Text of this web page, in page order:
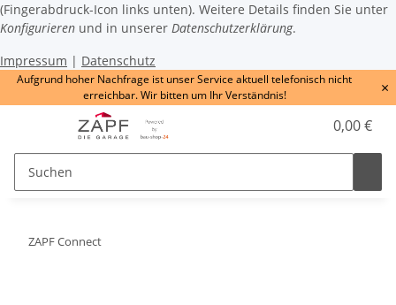
(Fingerabdruck-Icon links unten). Weitere Details finden Sie unter
Konfigurieren und in unserer Datenschutzerklärung.
Impressum | Datenschutz
Aufgrund hoher Nachfrage ist unser Service aktuell telefonisch nicht
erreichbar. Wir bitten um Ihr Verständnis!
×
0,00 €
ZAPF Connect